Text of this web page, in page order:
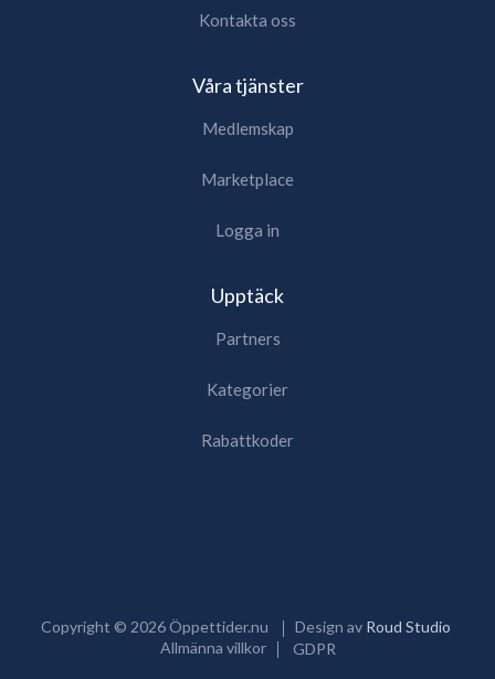
Kontakta oss
Våra tjänster
Medlemskap
Marketplace
Logga in
Upptäck
Partners
Kategorier
Rabattkoder
Copyright © 2026Öppettider.nu Design av Roud Studio
Allmänna villkor
GDPR